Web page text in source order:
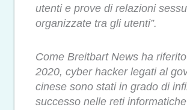
utenti e prove di relazioni
organizzate tra gli utenti”.
Come Breitbart News ha
2020, cyber hacker legati al
cinese sono stati in grado di
successo nelle reti